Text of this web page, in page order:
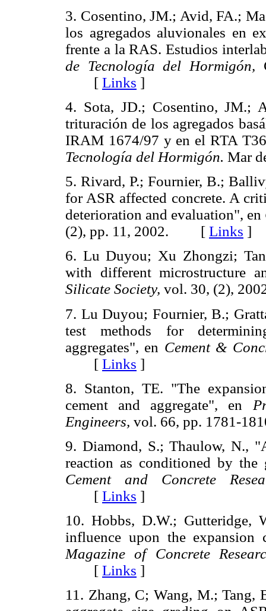
3. Cosentino, JM.; Avid, FA.;
los agregados aluvionales en
frente a la RAS. Estudios
de Tecnología del Hormigón,
[ Links ]
4. Sota, JD.; Cosentino, JM.;
trituración de los agregados
IRAM 1674/97 y en el RTA
Tecnología del Hormigón. Mar
5. Rivard, P.; Fournier, B.;
for ASR affected concrete. A
deterioration and evaluation", en
(2), pp. 11, 2002. [ Links ]
6. Lu Duyou; Xu Zhongzi;
with different microstructure
Silicate Society, vol. 30, (2),
7. Lu Duyou; Fournier, B.;
test methods for
aggregates", en Cement &
[ Links ]
8. Stanton, TE. "The
cement and aggregate", en
Engineers, vol. 66, pp. 1781-
9. Diamond, S.; Thaulow, N.,
reaction as conditioned by the
Cement and Concrete
[ Links ]
10. Hobbs, D.W.; Gutteridge,
influence upon the expansion
Magazine of Concrete
[ Links ]
11. Zhang, C; Wang, M.; Tang,